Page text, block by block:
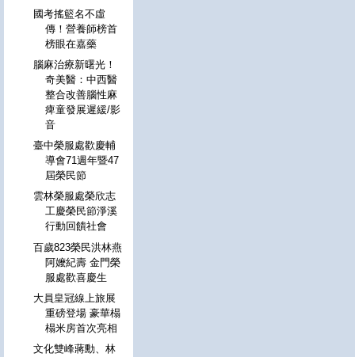
國考搖籃名不虛
傳！營養師榜首
榜眼在嘉藥
腦麻治療新曙光！
奇美醫：中西醫
整合改善腦性麻
痺童發展遲緩/影
音
臺中榮服處歡慶輔
導會71週年暨47
屆榮民節
雲林榮服處榮欣志
工慶榮民節淨溪
行動回饋社會
百歲823榮民洪林燕
阿嬤紀壽 金門榮
服處歡喜慶生
大員皇冠線上旅展
重磅登場 豪華榻
榻米房首次亮相
文化雙峰蔣勳、林